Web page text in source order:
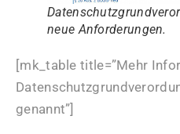
neue Anforderungen.
[mk_table title=”Mehr
genannt”]